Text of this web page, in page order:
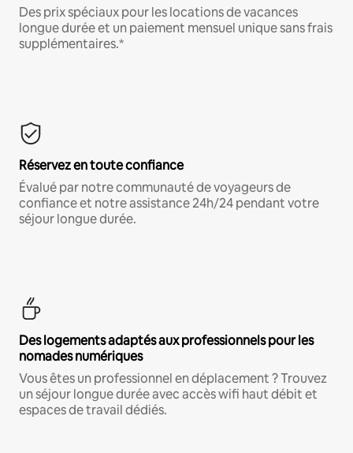
Des prix spéciaux pour les locations de vacances
longue durée et un paiement mensuel unique sans frais
supplémentaires.*
Réservez en toute confiance
Évalué par notre communauté de voyageurs de
confiance et notre assistance 24h/24 pendant votre
séjour longue durée.
Des logements adaptés aux professionnels pour les
nomades numériques
Vous êtes un professionnel en déplacement ? Trouvez
un séjour longue durée avec accès wifi haut débit et
espaces de travail dédiés.